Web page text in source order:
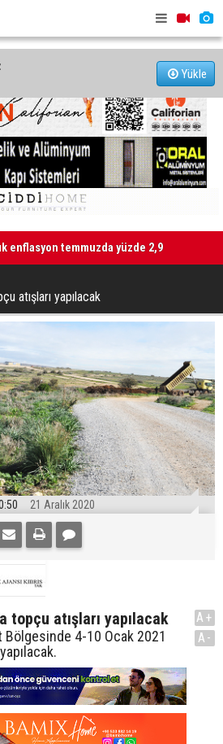
Yükle
enflasyon temmuzda yüzde 2,9
atışları yapılacak
21 Aralık 2020
topçu atışları yapılacak
Bölgesinde 4-10 Ocak 2021
A+
A-